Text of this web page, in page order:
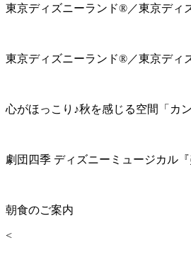
東京ディズニーランド®／東京ディ
東京ディズニーランド®／東京ディ
心がほっこり♪秋を感じる空間「カ
劇団四季 ディズニーミュージカル
朝食のご案内
<